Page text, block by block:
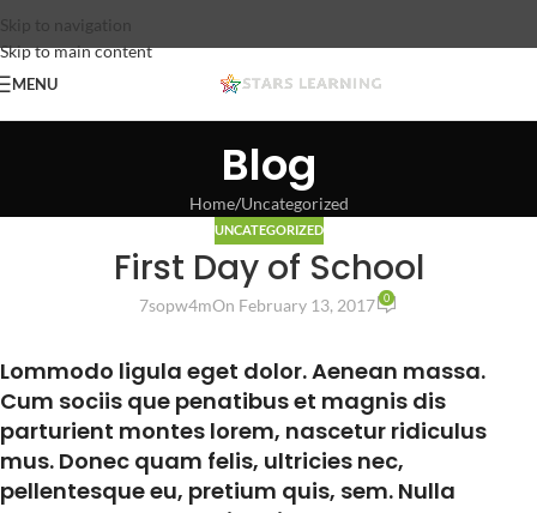
Skip to navigation
Skip to main content
MENU
Blog
Home Uncategorized
UNCATEGORIZED
First Day of School
7sopw4mOn February 13, 2017 0
Lommodo ligula eget dolor. Aenean massa.
Cum sociis que penatibus et magnis dis
parturient montes lorem, nascetur ridiculus
mus. Donec quam felis, ultricies nec,
pellentesque eu, pretium quis, sem. Nulla